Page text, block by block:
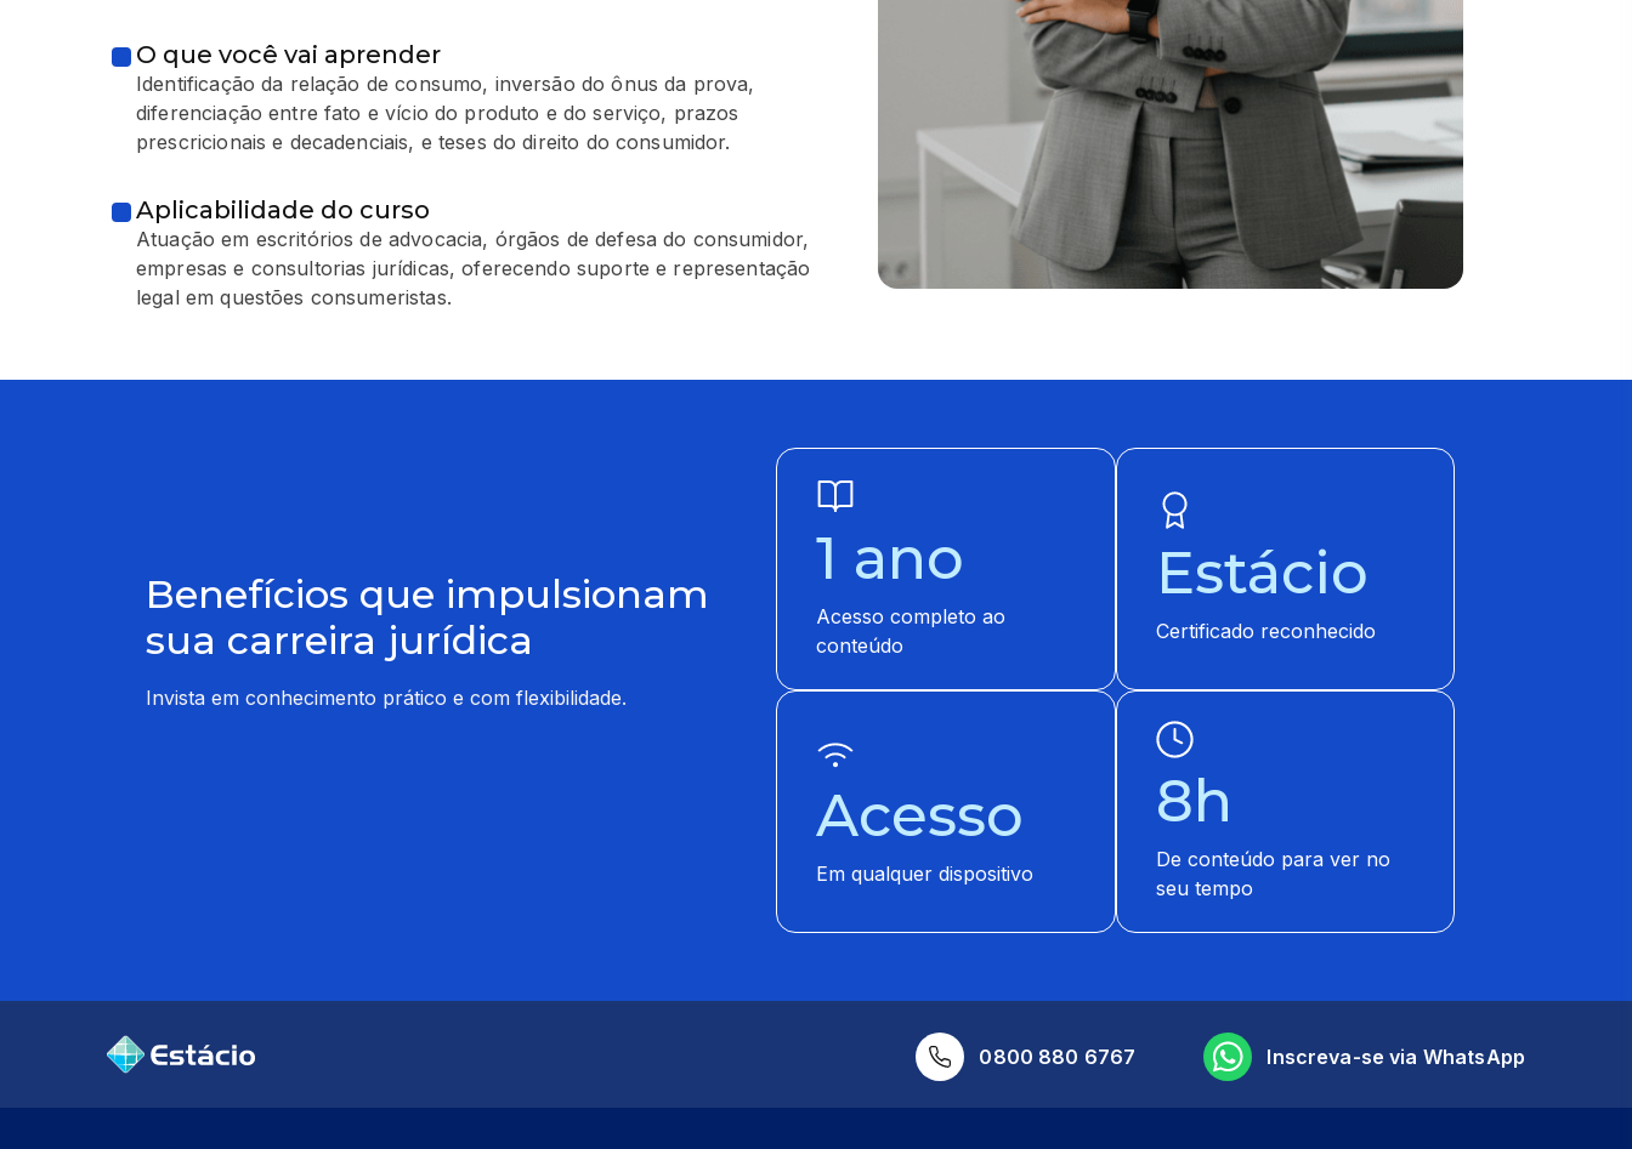
O que você vai aprender
Identificação da relação de consumo, inversão do ônus da prova,
diferenciação entre fato e vício do produto e do serviço, prazos
prescricionais e decadenciais, e teses do direito do consumidor.
Aplicabilidade do curso
Atuação em escritórios de advocacia, órgãos de defesa do consumidor,
empresas e consultorias jurídicas, oferecendo suporte e representação
legal em questões consumeristas.
Benefícios que impulsionam
sua carreira jurídica
Invista em conhecimento prático e com flexibilidade.
1 ano
Acesso completo ao
conteúdo
Estácio
Certificado reconhecido
Acesso
Em qualquer dispositivo
8h
De conteúdo para ver no
seu tempo
0800 880 6767 Inscreva-se via WhatsApp